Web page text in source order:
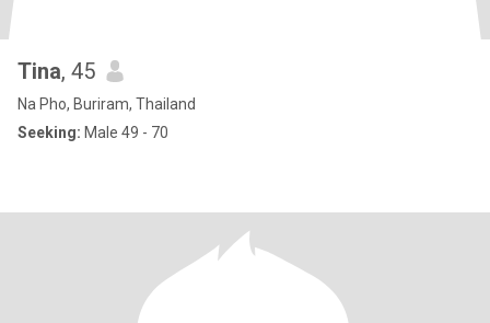
Tina, 45
Na Pho, Buriram, Thailand
Seeking: Male 49 - 70